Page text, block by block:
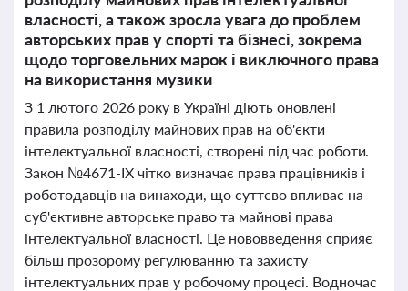
власності, а також зросла увага до проблем
авторських прав у спорті та бізнесі, зокрема
щодо торговельних марок і виключного права
на використання музики
З 1 лютого 2026 року в Україні діють оновлені
правила розподілу майнових прав на об'єкти
інтелектуальної власності, створені під час роботи.
Закон №4671-IX чітко визначає права працівників і
роботодавців на винаходи, що суттєво впливає на
суб'єктивне авторське право та майнові права
інтелектуальної власності. Це нововведення сприяє
більш прозорому регулюванню та захисту
інтелектуальних прав у робочому процесі. Водночас